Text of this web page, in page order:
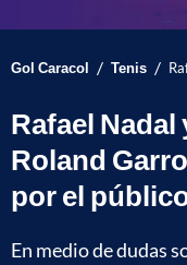
Gol Caracol / Tenis /
Rafael Nadal
Roland
por el
En medio de dudas